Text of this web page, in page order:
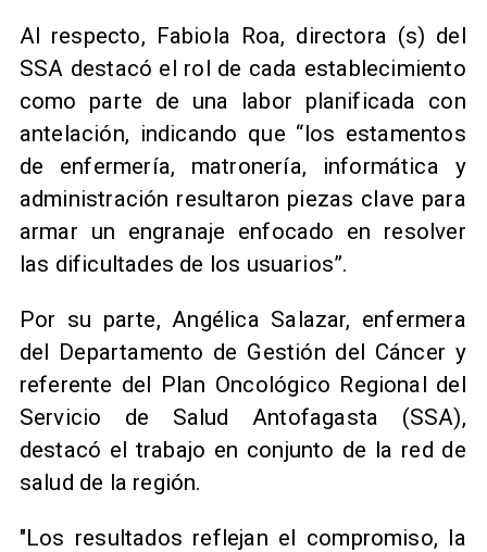
​Al respecto, Fabiola Roa, directora (s) del
SSA destacó el rol de cada establecimiento
como parte de una labor planificada con
antelación, indicando que “los estamentos
de enfermería, matronería, informática y
administración resultaron piezas clave para
armar un engranaje enfocado en resolver
las dificultades de los usuarios”.
Por su parte, Angélica Salazar, enfermera
del Departamento de Gestión del Cáncer y
referente del Plan Oncológico Regional del
Servicio de Salud Antofagasta (SSA),
destacó el trabajo en conjunto de la red de
salud de la región.
"Los resultados reflejan el compromiso, la